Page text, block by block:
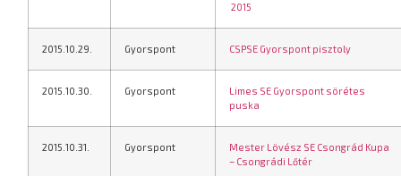
2015
2015.10.29. Gyorspont CSPSE Gyorspont pisztoly
2015.10.30. Gyorspont
Limes SE Gyorspont sörétes
puska
2015.10.31. Gyorspont
Mester Lövész SE Csongrád Kupa
– Csongrádi Lőtér